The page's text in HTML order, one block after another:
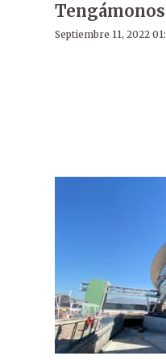
Septiembre 11, 2022